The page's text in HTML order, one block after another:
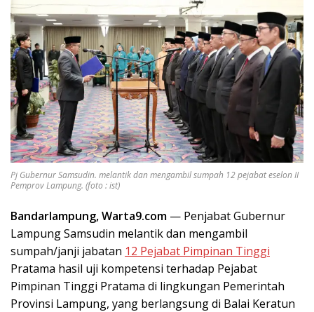
Pj Gubernur Samsudin. melantik dan mengambil sumpah 12 pejabat eselon II
Pemprov Lampung. (foto : ist)
Bandarlampung, Warta9.com — Penjabat Gubernur
Lampung Samsudin melantik dan mengambil
sumpah/janji jabatan 12 Pejabat Pimpinan Tinggi
Pratama hasil uji kompetensi terhadap Pejabat
Pimpinan Tinggi Pratama di lingkungan Pemerintah
Provinsi Lampung, yang berlangsung di Balai Keratun